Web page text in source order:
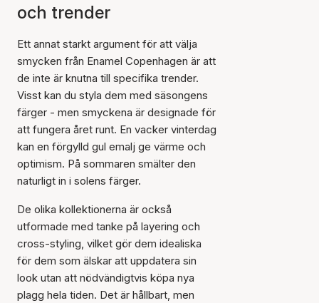
och trender
Ett annat starkt argument för att välja
smycken från Enamel Copenhagen är att
de inte är knutna till specifika trender.
Visst kan du styla dem med säsongens
färger - men smyckena är designade för
att fungera året runt. En vacker vinterdag
kan en förgylld gul emalj ge värme och
optimism. På sommaren smälter den
naturligt in i solens färger.
De olika kollektionerna är också
utformade med tanke på layering och
cross-styling, vilket gör dem idealiska
för dem som älskar att uppdatera sin
look utan att nödvändigtvis köpa nya
plagg hela tiden. Det är hållbart, men